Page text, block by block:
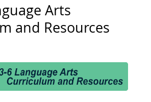
Arts
and Resources